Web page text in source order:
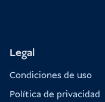
Legal
Condiciones de uso
Política de privacidad